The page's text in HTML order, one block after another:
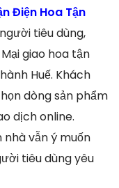
Điện Hoa Tận
tiêu dùng,
giao hoa tận
Huế. Khách
dòng sản phẩm
dịch online.
vẫn ý muốn
tiêu dùng yêu